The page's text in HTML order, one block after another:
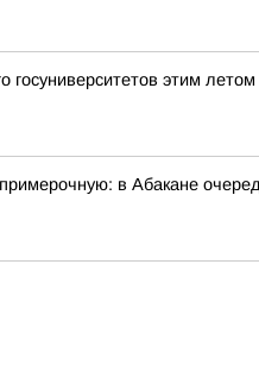
этим
в Абакане